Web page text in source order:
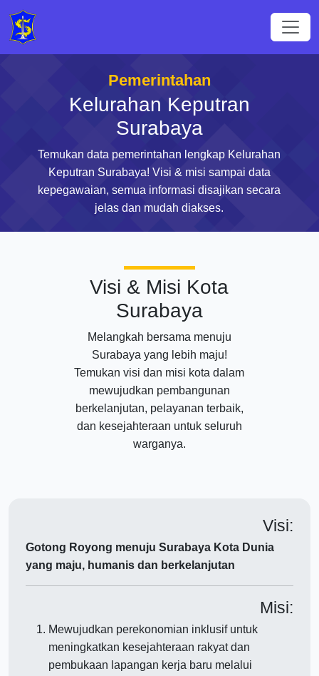
Pemerintahan
Kelurahan Keputran
Surabaya
Temukan data pemerintahan lengkap Kelurahan
Keputran Surabaya! Visi & misi sampai data
kepegawaian, semua informasi disajikan secara
jelas dan mudah diakses.
Visi & Misi Kota
Surabaya
Melangkah bersama menuju
Surabaya yang lebih maju!
Temukan visi dan misi kota dalam
mewujudkan pembangunan
berkelanjutan, pelayanan terbaik,
dan kesejahteraan untuk seluruh
warganya.
Visi:
Gotong Royong menuju Surabaya Kota Dunia
yang maju, humanis dan berkelanjutan
Misi:
Mewujudkan perekonomian inklusif untuk
meningkatkan kesejahteraan rakyat dan
pembukaan lapangan kerja baru melalui